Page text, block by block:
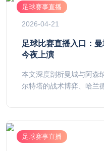
足球赛事直播
2026-04-21
足球比赛直播入口：
今夜上演
本文深度剖析曼城与阿森
尔特塔的战术博弈、哈兰
足球赛事直播